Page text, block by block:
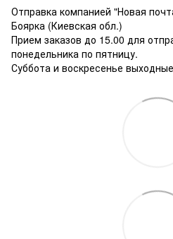
Отправка компанией "Новая
Боярка (Киевская обл.)
Прием заказов до 15.00 для
понедельника по пятницу.
Суббота и воскресенье